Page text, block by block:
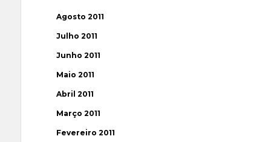
Agosto 2011
Julho 2011
Junho 2011
Maio 2011
Abril 2011
Março 2011
Fevereiro 2011